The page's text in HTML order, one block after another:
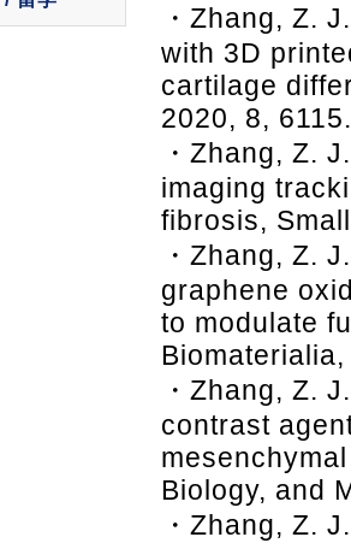
・Zhang, Z.
with 3D
cartilage
2020, 8, 6115.
・Zhang, Z.
imaging
fibrosis,
・Zhang, Z.
graphene
to modulate
・Zhang, Z.
contrast
Biology, and
・Zhang, Z.